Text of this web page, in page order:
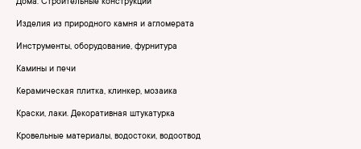
Дома. Строительные конструкции
Изделия из природного камня и агломерата
Инструменты, оборудование, фурнитура
Камины и печи
Керамическая плитка, клинкер, мозаика
Краски, лаки. Декоративная штукатурка
Кровельные материалы, водостоки, водоотвод